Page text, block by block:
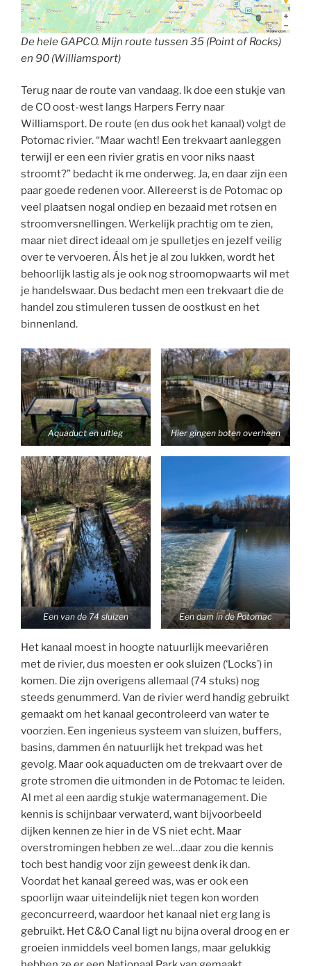
De hele GAPCO. Mijn route tussen 35 (Point of Rocks)
en 90 (Williamsport)
Terug naar de route van vandaag. Ik doe een stukje van
de CO oost-west langs Harpers Ferry naar
Williamsport. De route (en dus ook het kanaal) volgt de
Potomac rivier. “Maar wacht! Een trekvaart aanleggen
terwijl er een een rivier gratis en voor niks naast
stroomt?” bedacht ik me onderweg. Ja, en daar zijn een
paar goede redenen voor. Allereerst is de Potomac op
veel plaatsen nogal ondiep en bezaaid met rotsen en
stroomversnellingen. Werkelijk prachtig om te zien,
maar niet direct ideaal om je spulletjes en jezelf veilig
over te vervoeren. Áls het je al zou lukken, wordt het
behoorlijk lastig als je ook nog stroomopwaarts wil met
je handelswaar. Dus bedacht men een trekvaart die de
handel zou stimuleren tussen de oostkust en het
binnenland.
Aquaduct en uitleg Hier gingen boten overheen
Een van de 74 sluizen Een dam in de Potomac
Het kanaal moest in hoogte natuurlijk meevariëren
met de rivier, dus moesten er ook sluizen (‘Locks’) in
komen. Die zijn overigens allemaal (74 stuks) nog
steeds genummerd. Van de rivier werd handig gebruikt
gemaakt om het kanaal gecontroleerd van water te
voorzien. Een ingenieus systeem van sluizen, buffers,
basins, dammen én natuurlijk het trekpad was het
gevolg. Maar ook aquaducten om de trekvaart over de
grote stromen die uitmonden in de Potomac te leiden.
Al met al een aardig stukje watermanagement. Die
kennis is schijnbaar verwaterd, want bijvoorbeeld
dijken kennen ze hier in de VS niet echt. Maar
overstromingen hebben ze wel…daar zou die kennis
toch best handig voor zijn geweest denk ik dan.
Voordat het kanaal gereed was, was er ook een
spoorlijn waar uiteindelijk niet tegen kon worden
geconcurreerd, waardoor het kanaal niet erg lang is
gebruikt. Het C&O Canal ligt nu bijna overal droog en er
groeien inmiddels veel bomen langs, maar gelukkig